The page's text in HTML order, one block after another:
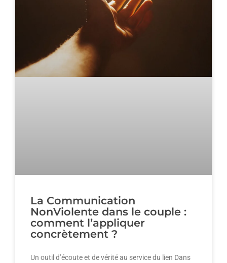
La Communication
NonViolente dans le couple :
comment l’appliquer
concrètement ?
Un outil d’écoute et de vérité au service du lien Dans